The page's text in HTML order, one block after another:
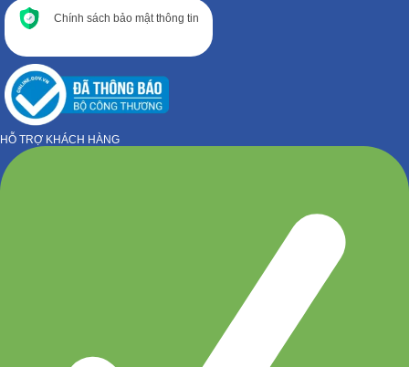
Chính sách bảo mật thông tin
HỖ TRỢ KHÁCH HÀNG